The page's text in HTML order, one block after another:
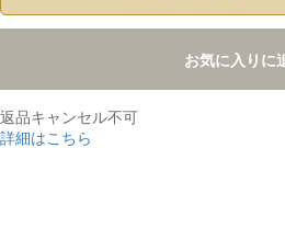
お気に入りに
返品キャンセル不可
詳細はこちら